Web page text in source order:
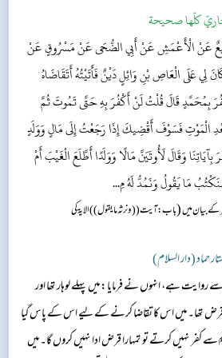
كلّها صحيحة
عَنْ الْأَعْمَشِ عَنْ أَبِي الضُّحَى عَنْ مَسْرُوقٍ عَنْ
عَلَى الْعَاصِ بْنِ وَائِلٍ دَيْنٌ فَأَتَيْتُهُ أَتَقَاضَاهُ
بِمُحَمَّدٍ قَالَ قُلْتُ لَنْ أَكْفُرَ بِهِ حَتَّى تَمُوتَ ثُمَّ
الْمَوْتِ فَسَوْفَ أَقْضِيكَ إِذَا رَجَعْتُ إِلَى مَالٍ وَوَلَدٍ
وَقَالَ لَأُوتَيَنَّ مَالًا وَوَلَدًا أَطَّلَعَ الْغَيْبَ أَمْ
مَا يَقُولُ وَنَمُدُّ لَهُ مِ...
کے بیان میں(باب: آیت (( ونرثہ ما یقول )) الایۃکی
ہے، انہوں نے فرمایا: میں پہلے لوہار تھا اور
تھا۔ میں اس کا تقاضا کرنے کے لیے اس کے پاس گیا
کفر نہیں کرتے تو تمہارا قرض ادا نہیں کروں گا۔ میں